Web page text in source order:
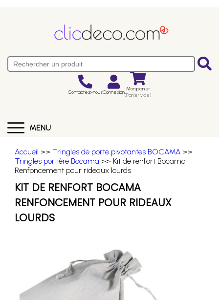
Contactez-nousConnexion Mon panier
(Panier vide)
MENU
Accueil >> Tringles de porte pivotantes BOCAMA >>
Tringles portière Bocama >> Kit de renfort Bocama
Renfoncement pour rideaux lourds
KIT DE RENFORT BOCAMA
RENFONCEMENT POUR RIDEAUX
LOURDS